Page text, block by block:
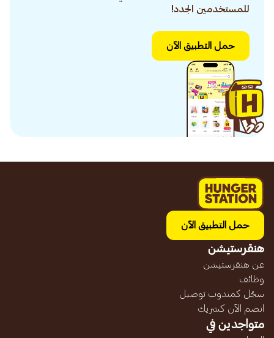
للمستخدمين الجدد!
حمل التطبيق الآن
حمل التطبيق الآن
هنقرستيشن
عن هنقرستيشن
وظائف
سجّل كمندوب توصيل
انضم الآن كشريك
متواجدين في